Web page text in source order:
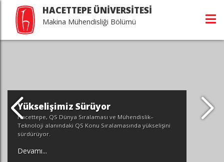
HACETTEPE ÜNİVERSİTESİ
Makina Mühendisliği Bölümü
ve Mühendislik–
yükselişini
Hacettepe
Mühendisliği
Etkinliği